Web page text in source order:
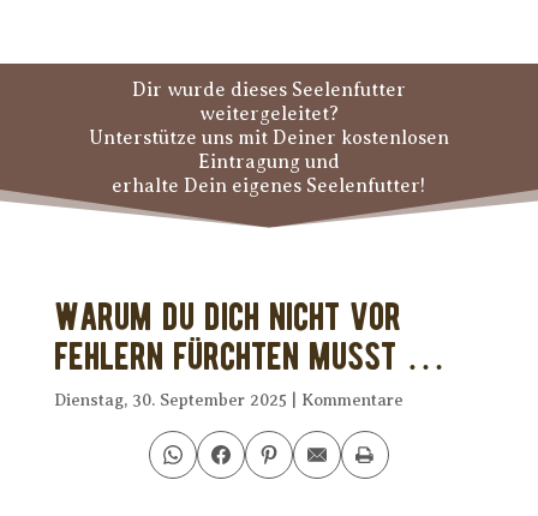
Dir wurde dieses Seelenfutter
weitergeleitet?
Unterstütze uns mit Deiner kostenlosen
Eintragung und
erhalte Dein eigenes Seelenfutter!
Warum Du Dich nicht vor
Fehlern fürchten musst …
Dienstag, 30. September 2025 Kommentare